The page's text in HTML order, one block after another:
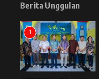
Berita Unggulan
1